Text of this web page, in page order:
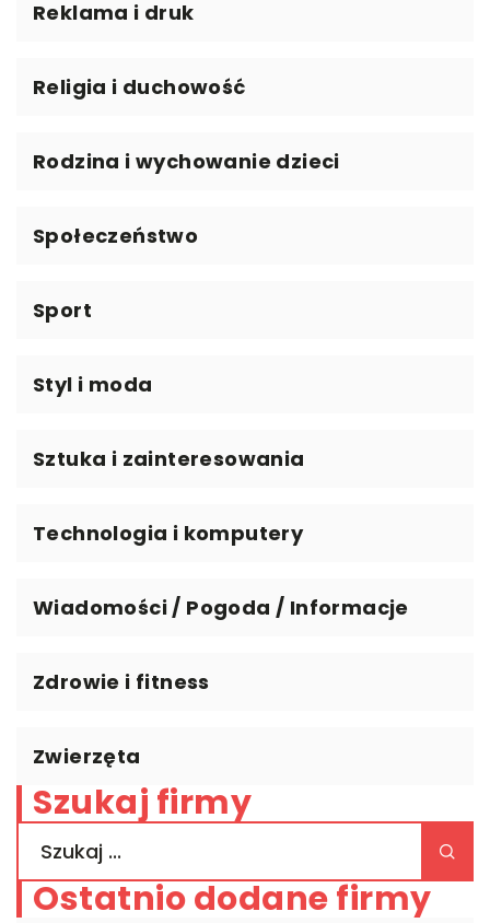
Reklama i druk
Religia i duchowość
Rodzina i wychowanie dzieci
Społeczeństwo
Sport
Styl i moda
Sztuka i zainteresowania
Technologia i komputery
Wiadomości / Pogoda / Informacje
Zdrowie i fitness
Zwierzęta
Szukaj firmy
Ostatnio dodane firmy